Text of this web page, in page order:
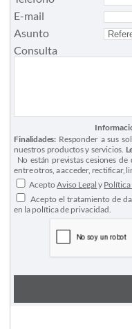
E-mail
Asunto
Consulta
Finalidades: Responder a sus
nuestros productos y servicios.
No están previstas cesiones de
entre otros, a acceder, rectificar,
AceptoAviso Legal y
Acepto el tratamiento de
en la política de privacidad.